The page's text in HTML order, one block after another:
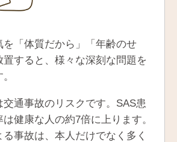
を「体質だから」「年齢のせ
置すると、様々な深刻な問題を
通事故のリスクです。SAS患
健康な人の約7倍に上ります。
事故は、本人だけでなく多く